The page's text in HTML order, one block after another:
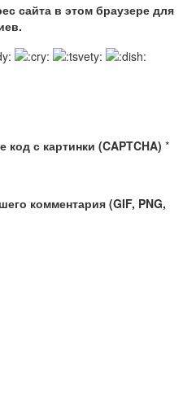
сайта в этом браузере для
код с картинки (CAPTCHA) *
комментария (GIF, PNG,